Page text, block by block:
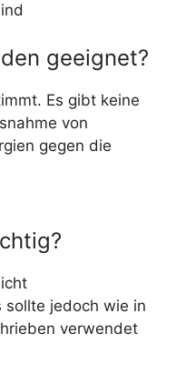
geeignet?
Es gibt keine
von
gegen die
sollte jedoch wie in
verwendet